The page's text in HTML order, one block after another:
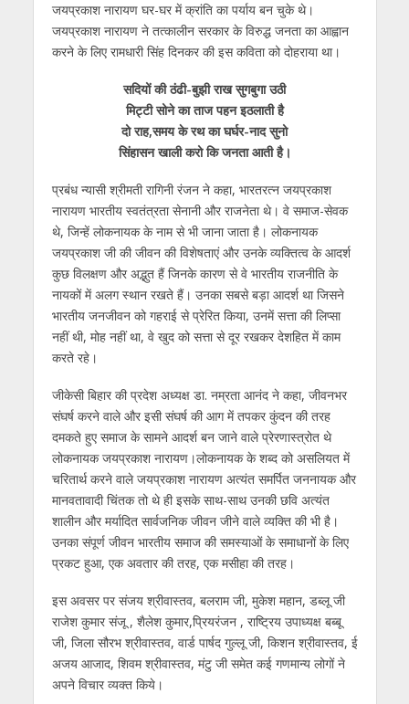
जयप्रकाश नारायण घर-घर में क्रांति का पर्याय बन चुके थे।
जयप्रकाश नारायण ने तत्कालीन सरकार के विरुद्ध जनता का आह्वान
करने के लिए रामधारी सिंह दिनकर की इस कविता को दोहराया था।
सदियों की ठंढी-बुझी राख सुगबुगा उठी
मिट्टी सोने का ताज पहन इठलाती है
दो राह,समय के रथ का घर्घर-नाद सुनो
सिंहासन खाली करो कि जनता आती है।
प्रबंध न्यासी श्रीमती रागिनी रंजन ने कहा, भारतरत्न जयप्रकाश
नारायण भारतीय स्वतंत्रता सेनानी और राजनेता थे। वे समाज-सेवक
थे, जिन्हें लोकनायक के नाम से भी जाना जाता है। लोकनायक
जयप्रकाश जी की जीवन की विशेषताएं और उनके व्यक्तित्व के आदर्श
कुछ विलक्षण और अद्भुत हैं जिनके कारण से वे भारतीय राजनीति के
नायकों में अलग स्थान रखते हैं। उनका सबसे बड़ा आदर्श था जिसने
भारतीय जनजीवन को गहराई से प्रेरित किया, उनमें सत्ता की लिप्सा
नहीं थी, मोह नहीं था, वे खुद को सत्ता से दूर रखकर देशहित में काम
करते रहे।
जीकेसी बिहार की प्रदेश अध्यक्ष डा. नम्रता आनंद ने कहा, जीवनभर
संघर्ष करने वाले और इसी संघर्ष की आग में तपकर कुंदन की तरह
दमकते हुए समाज के सामने आदर्श बन जाने वाले प्रेरणास्त्रोत थे
लोकनायक जयप्रकाश नारायण।लोकनायक के शब्द को असलियत में
चरितार्थ करने वाले जयप्रकाश नारायण अत्यंत समर्पित जननायक और
मानवतावादी चिंतक तो थे ही इसके साथ-साथ उनकी छवि अत्यंत
शालीन और मर्यादित सार्वजनिक जीवन जीने वाले व्यक्ति की भी है।
उनका संपूर्ण जीवन भारतीय समाज की समस्याओं के समाधानों के लिए
प्रकट हुआ, एक अवतार की तरह, एक मसीहा की तरह।
इस अवसर पर संजय श्रीवास्तव, बलराम जी, मुकेश महान, डब्लू जी
राजेश कुमार संजू , शैलेश कुमार,प्रियरंजन , राष्ट्रिय उपाध्यक्ष बब्बू
जी, जिला सौरभ श्रीवास्तव, वार्ड पार्षद गुल्लू जी, किशन श्रीवास्तव, ई
अजय आजाद, शिवम श्रीवास्तव, मंटु जी समेत कई गणमान्य लोगों ने
अपने विचार व्यक्त किये।